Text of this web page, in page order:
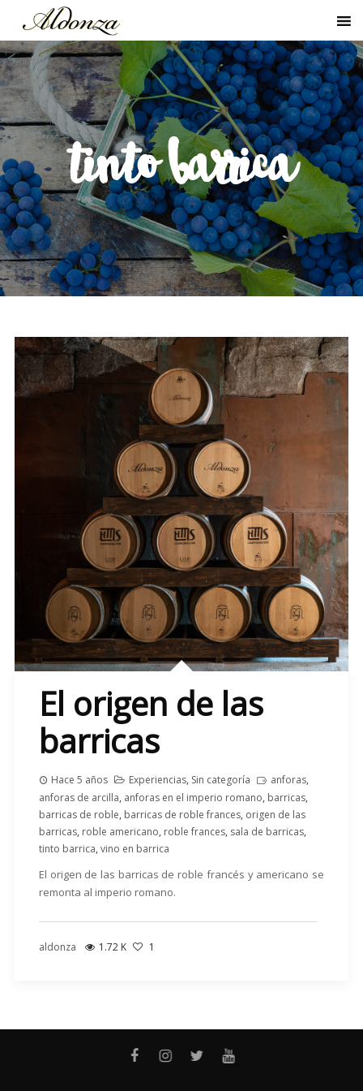
tinto barrica
El origen de las
barricas
Hace 5 años Experiencias, Sin categoría anforas,
anforas de arcilla, anforas en el imperio romano, barricas,
barricas de roble, barricas de roble frances, origen de las
barricas, roble americano, roble frances, sala de barricas,
tinto barrica, vino en barrica
El origen de las barricas de roble francés y americano se
remonta al imperio romano.
aldonza 1.72 K 1